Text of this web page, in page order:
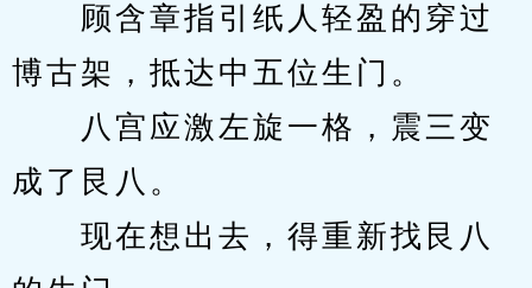
顾含章指引纸人轻盈的穿过
博古架，抵达中五位生门。
八宫应激左旋一格，震三变
成了艮八。
现在想出去，得重新找艮八